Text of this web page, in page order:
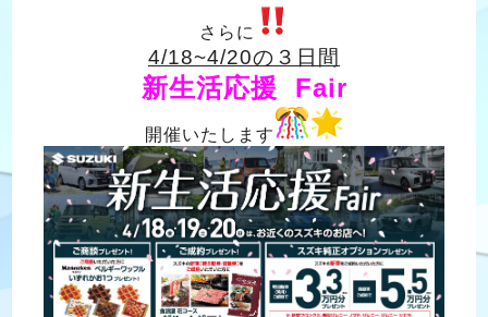
さらに
4/18~4/20の３日間
新生活応援 Fair
開催いたします